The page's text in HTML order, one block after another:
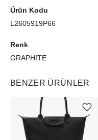
Ürün Kodu
L2605919P66
Renk
GRAPHITE
BENZER ÜRÜNLER
Ürünü istek listesine ekle